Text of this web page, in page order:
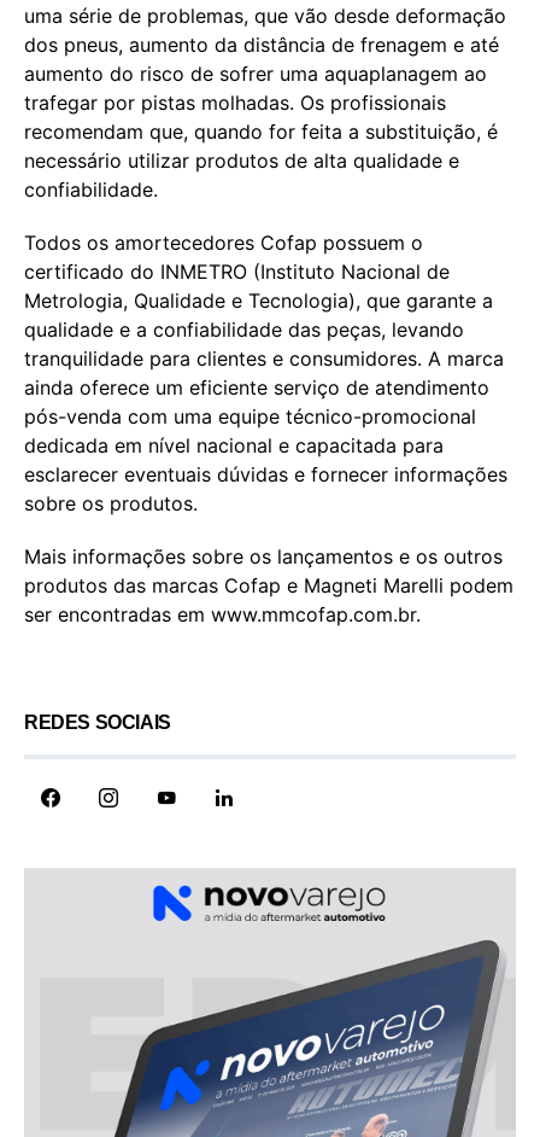
uma série de problemas, que vão desde deformação
dos pneus, aumento da distância de frenagem e até
aumento do risco de sofrer uma aquaplanagem ao
trafegar por pistas molhadas. Os profissionais
recomendam que, quando for feita a substituição, é
necessário utilizar produtos de alta qualidade e
confiabilidade.
Todos os amortecedores Cofap possuem o
certificado do INMETRO (Instituto Nacional de
Metrologia, Qualidade e Tecnologia), que garante a
qualidade e a confiabilidade das peças, levando
tranquilidade para clientes e consumidores. A marca
ainda oferece um eficiente serviço de atendimento
pós-venda com uma equipe técnico-promocional
dedicada em nível nacional e capacitada para
esclarecer eventuais dúvidas e fornecer informações
sobre os produtos.
Mais informações sobre os lançamentos e os outros
produtos das marcas Cofap e Magneti Marelli podem
ser encontradas em www.mmcofap.com.br.
REDES SOCIAIS